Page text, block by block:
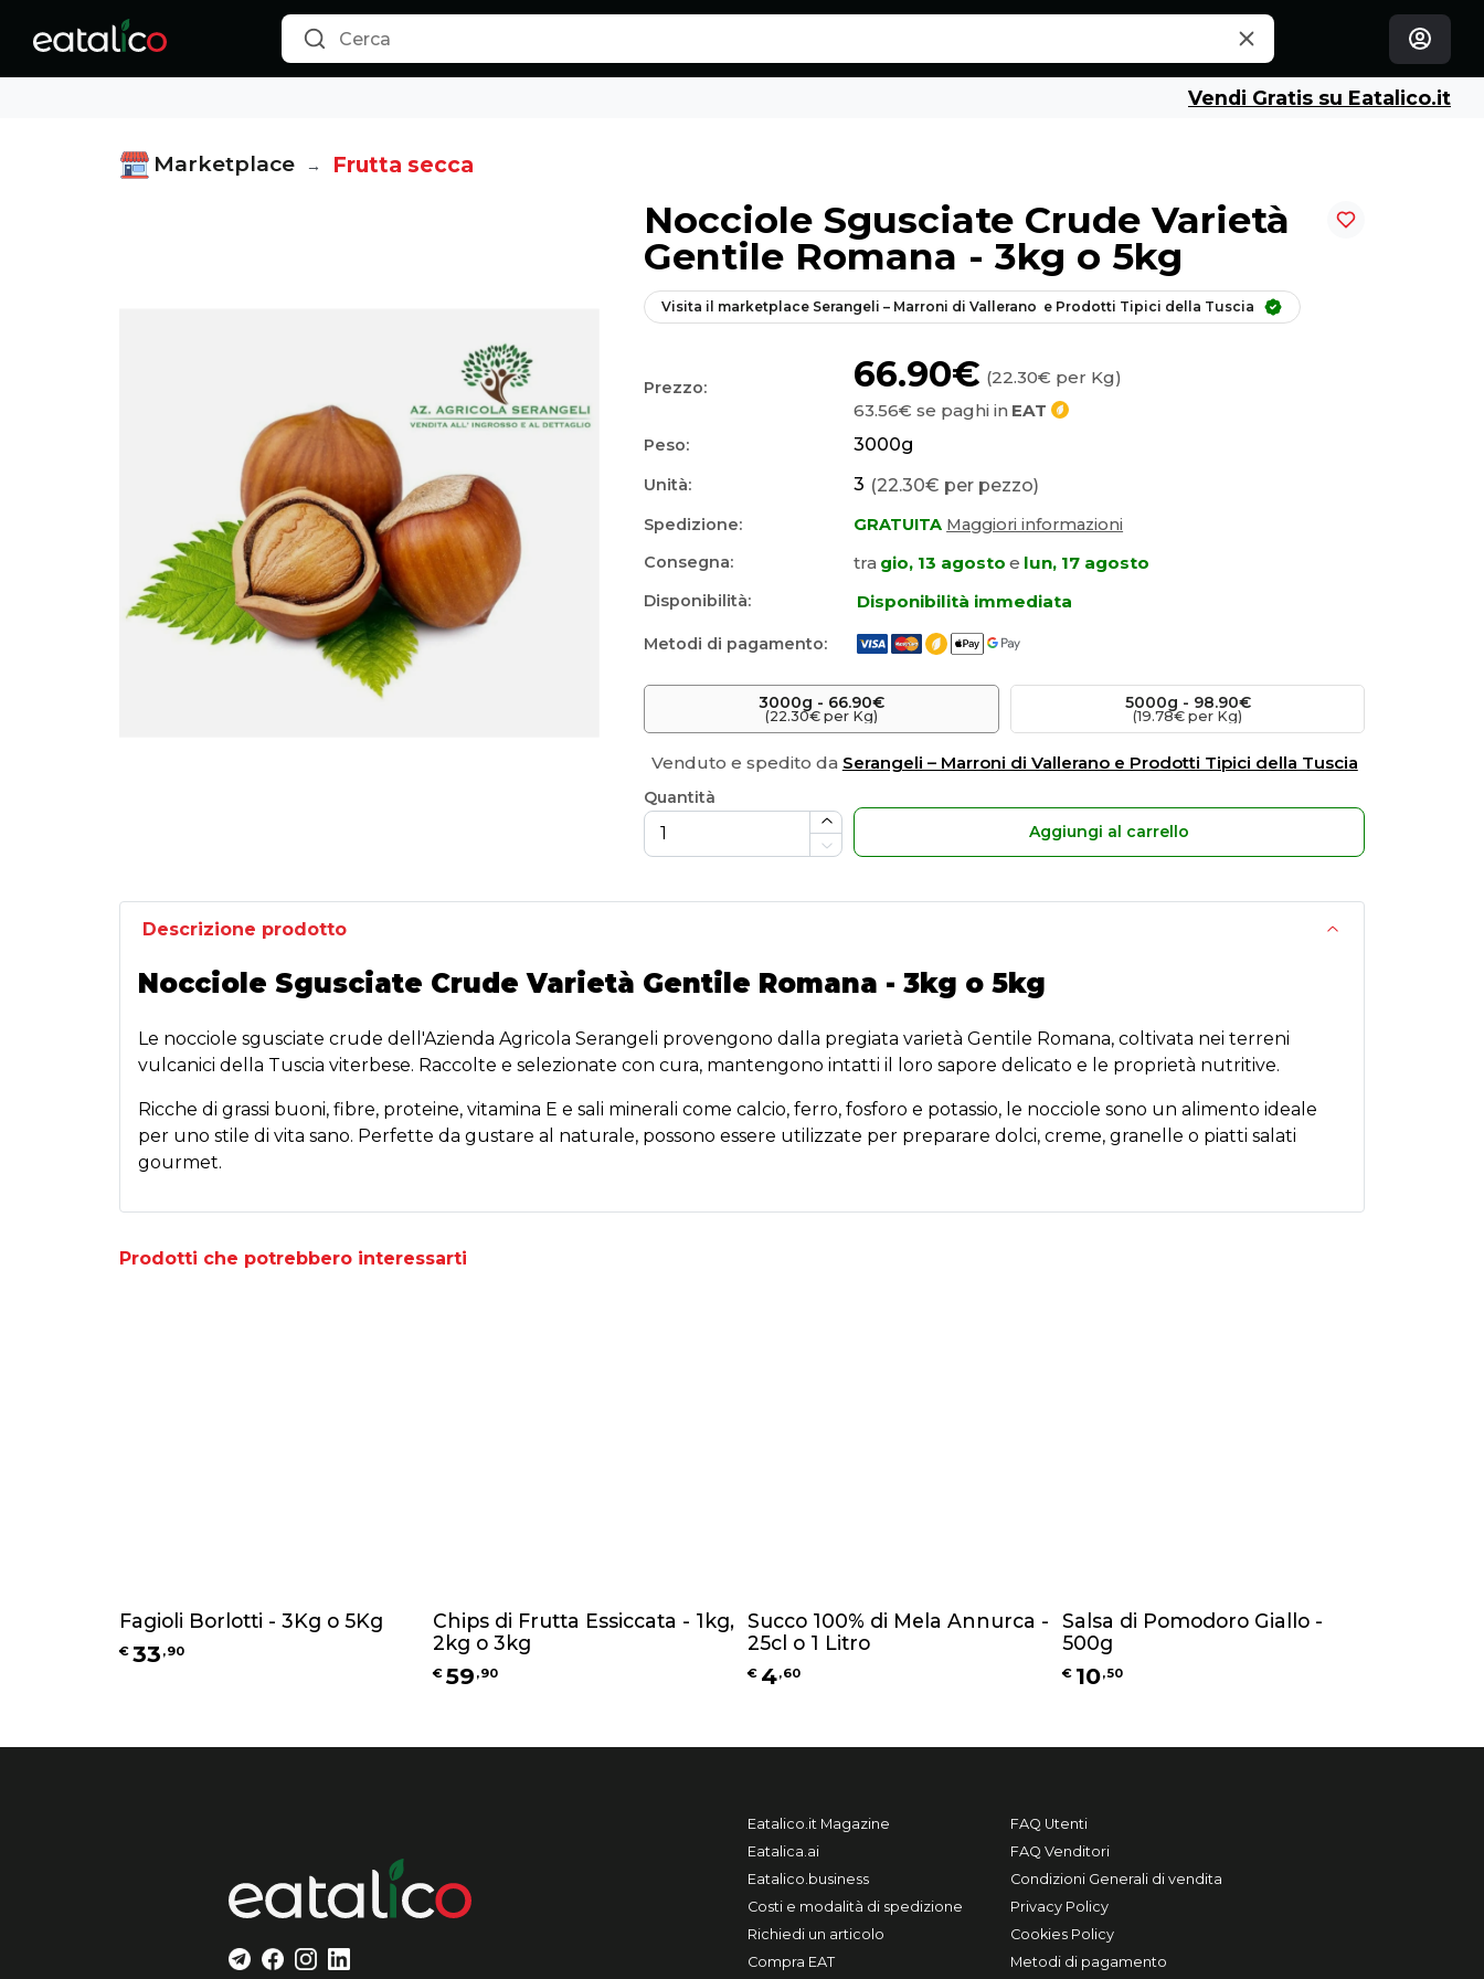
Vendi Gratis su Eatalico.it
Marketplace → Frutta secca
Nocciole Sgusciate Crude Varietà
Gentile Romana - 3kg o 5kg
Visita il marketplace Serangeli – Marroni di Vallerano  e Prodotti Tipici della Tuscia
Prezzo: 66.90€ (22.30€ per Kg)
63.56€ se paghi in EAT
Peso: 3000g
Unità: 3 (22.30€ per pezzo)
Spedizione: GRATUITA Maggiori informazioni
Consegna:
tra gio, 13 agosto e lun, 17 agosto
Disponibilità: Disponibilità immediata
Metodi di pagamento:
3000g - 66.90€
(22.30€ per Kg)
5000g - 98.90€
(19.78€ per Kg)
Venduto e spedito da Serangeli – Marroni di Vallerano e Prodotti Tipici della Tuscia
Quantità
Aggiungi al carrello
Descrizione prodotto
Nocciole Sgusciate Crude Varietà Gentile Romana - 3kg o 5kg
Le nocciole sgusciate crude dell'Azienda Agricola Serangeli provengono dalla pregiata varietà Gentile Romana, coltivata nei terreni
vulcanici della Tuscia viterbese. Raccolte e selezionate con cura, mantengono intatti il loro sapore delicato e le proprietà nutritive.
Ricche di grassi buoni, fibre, proteine, vitamina E e sali minerali come calcio, ferro, fosforo e potassio, le nocciole sono un alimento ideale
per uno stile di vita sano. Perfette da gustare al naturale, possono essere utilizzate per preparare dolci, creme, granelle o piatti salati
gourmet.
Prodotti che potrebbero interessarti
Fagioli Borlotti - 3Kg o 5Kg
€ 33 ,90
Chips di Frutta Essiccata - 1kg,
2kg o 3kg
€ 59 ,90
Succo 100% di Mela Annurca -
25cl o 1 Litro
€ 4,60
Salsa di Pomodoro Giallo -
500g
€ 10,50
Eatalico.it Magazine
Eatalica.ai
Eatalico.business
Costi e modalità di spedizione
Richiedi un articolo
Compra EAT
FAQ Utenti
FAQ Venditori
Condizioni Generali di vendita
Privacy Policy
Cookies Policy
Metodi di pagamento
Nocciole Sgusciate Crude Varietà Gentile Romana - 3kg o 5kg - Eatalico.it